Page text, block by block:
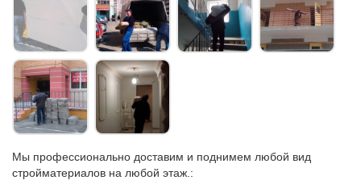
Мы профессионально доставим и поднимем любой вид
стройматериалов на любой этаж.: